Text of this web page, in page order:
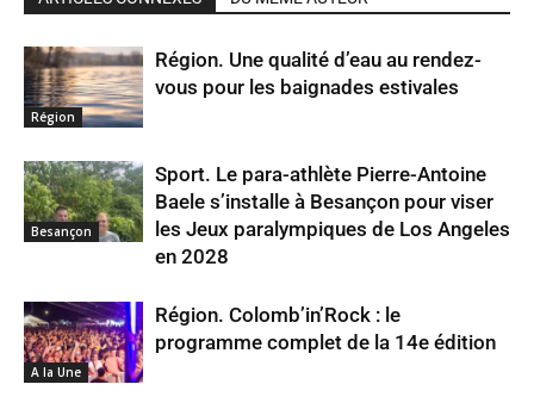
Région
Région. Une qualité d’eau au rendez-
vous pour les baignades estivales
Besançon
Sport. Le para-athlète Pierre-Antoine
Baele s’installe à Besançon pour viser
les Jeux paralympiques de Los Angeles
en 2028
A la Une
Région. Colomb’in’Rock : le
programme complet de la 14e édition